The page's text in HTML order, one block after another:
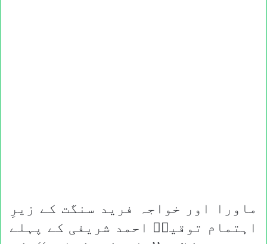
ماورا اور خواجہ فرید سنگت کے زیرِ
اہتمام توقیرؔ احمد شریفی کے پہلے